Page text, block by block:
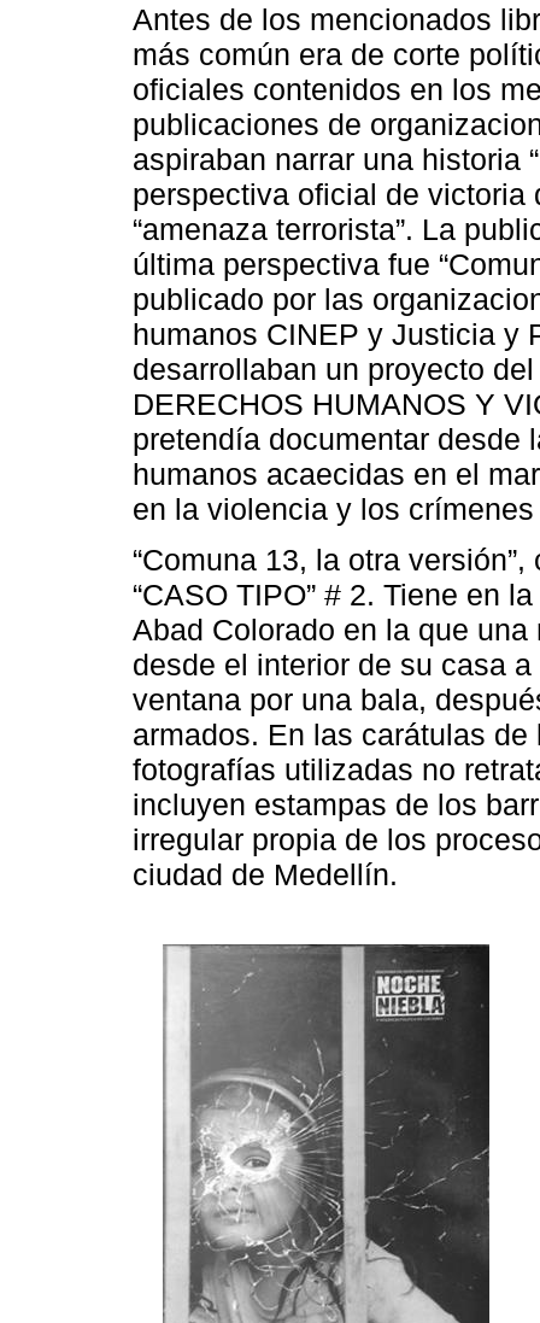
Antes de los mencionados
más común era de corte
oficiales contenidos en los
publicaciones de
aspiraban narrar una historia
perspectiva oficial de victoria
“amenaza terrorista”. La
última perspectiva fue
publicado por las
humanos CINEP y Justicia y
desarrollaban un proyecto
DERECHOS HUMANOS Y
pretendía documentar desde
humanos acaecidas en el
en la violencia y los
“Comuna 13, la otra
“CASO TIPO” # 2. Tiene en
Abad Colorado en la que
desde el interior de su casa
ventana por una bala,
armados. En las carátulas
fotografías utilizadas no
incluyen estampas de los
irregular propia de los
ciudad de Medellín.